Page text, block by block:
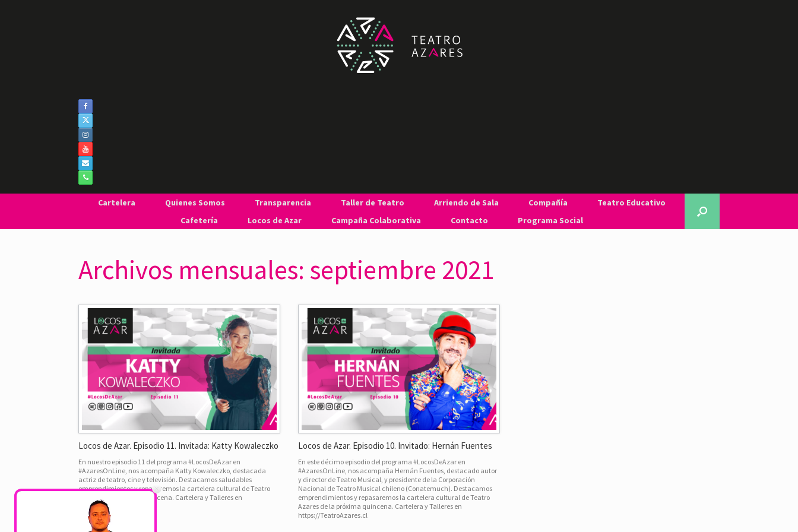
Cartelera Quienes Somos Transparencia Taller de Teatro Arriendo de Sala Compañía
Teatro Educativo
Cafetería
Locos de Azar Campaña Colaborativa Contacto Programa Social
Archivos mensuales: septiembre 2021
Locos de Azar. Episodio 11. Invitada: Katty Kowaleczko
En nuestro episodio 11 del programa #LocosDeAzar en
#AzaresOnLine, nos acompaña Katty Kowaleczko, destacada
actriz de teatro, cine y televisión. Destacamos saludables
emprendimientos y repasaremos la cartelera cultural de Teatro
Azares de la próxima quincena. Cartelera y Talleres en
TeatroAzares.cl
Locos de Azar. Episodio 10. Invitado: Hernán Fuentes
En este décimo episodio del programa #LocosDeAzar en
#AzaresOnLine, nos acompaña Hernán Fuentes, destacado autor
y director de Teatro Musical, y presidente de la Corporación
Nacional de Teatro Musical chileno (Conatemuch). Destacamos
emprendimientos y repasaremos la cartelera cultural de Teatro
Azares de la próxima quincena. Cartelera y Talleres en
https://TeatroAzares.cl